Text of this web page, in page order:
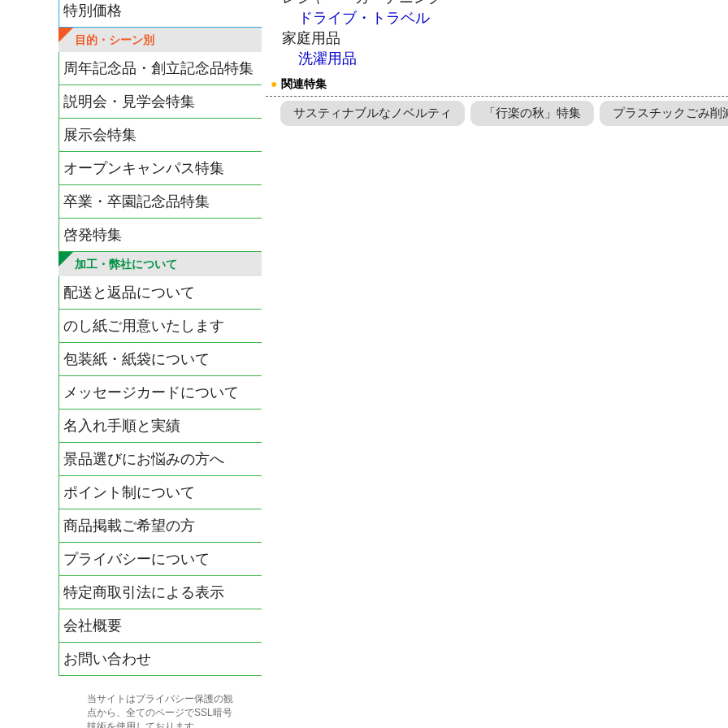
特別価格
目的・シーン別
周年記念品・創立記念品特集
説明会・見学会特集
展示会特集
オープンキャンパス特集
卒業・卒園記念品特集
啓発特集
加工・弊社について
配送と返品について
のし紙ご用意いたします
包装紙・紙袋について
メッセージカードについて
名入れ手順と実績
景品選びにお悩みの方へ
ポイント制について
商品掲載ご希望の方
プライバシーについて
特定商取引法による表示
会社概要
お問い合わせ
当サイトはプライバシー保護の観
点から、全てのページでSSL暗号
ドライブ・トラベル
家庭用品
洗濯用品
● 関連特集
サスティナブルなノベルティ 「行楽の秋」特集 プラスチックごみ削